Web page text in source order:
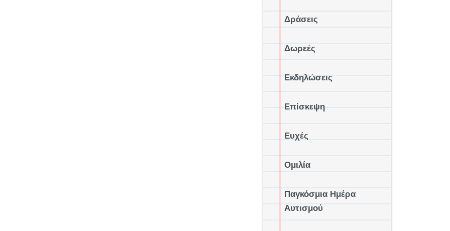
Δράσεις
Δωρεές
Εκδηλώσεις
Επίσκεψη
Ευχές
Ομιλία
Παγκόσμια Ημέρα
Αυτισμού